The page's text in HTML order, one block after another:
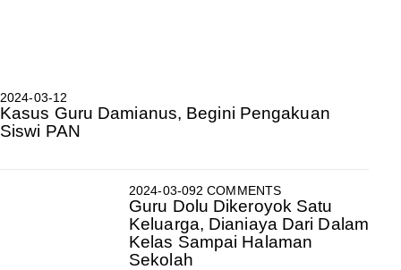
2024-03-12
Kasus Guru Damianus, Begini Pengakuan
Siswi PAN
2024-03-092 COMMENTS
Guru Dolu Dikeroyok Satu
Keluarga, Dianiaya Dari Dalam
Kelas Sampai Halaman
Sekolah